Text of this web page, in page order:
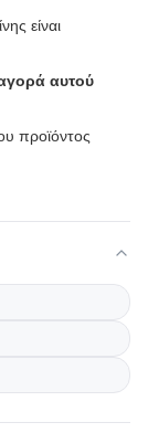
είναι
αυτού
προϊόντος